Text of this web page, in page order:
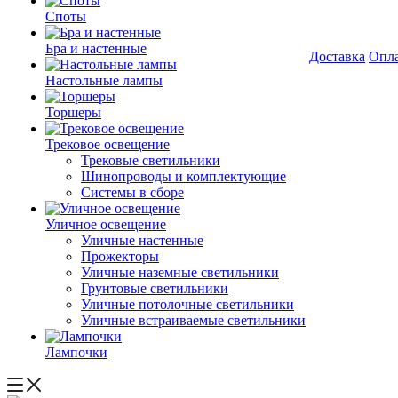
Споты
Бра и настенные
Настольные лампы
Торшеры
Трековое освещение
Трековые светильники
Шинопроводы и комплектующие
Системы в сборе
Уличное освещение
Уличные настенные
Прожекторы
Уличные наземные светильники
Грунтовые светильники
Уличные потолочные светильники
Уличные встраиваемые светильники
Лампочки
Доставка